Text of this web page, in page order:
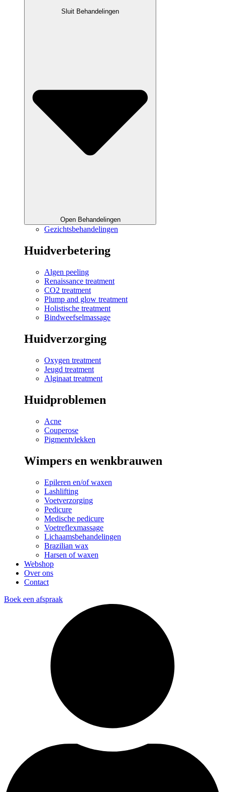
Sluit Behandelingen
Open Behandelingen
Gezichtsbehandelingen
Huidverbetering
Algen peeling
Renaissance treatment
CO2 treatment
Plump and glow treatment
Holistische treatment
Bindweefselmassage
Huidverzorging
Oxygen treatment
Jeugd treatment
Alginaat treatment
Huidproblemen
Acne
Couperose
Pigmentvlekken
Wimpers en wenkbrauwen
Epileren en/of waxen
Lashlifting
Voetverzorging
Pedicure
Medische pedicure
Voetreflexmassage
Lichaamsbehandelingen
Brazilian wax
Harsen of waxen
Webshop
Over ons
Contact
Boek een afspraak